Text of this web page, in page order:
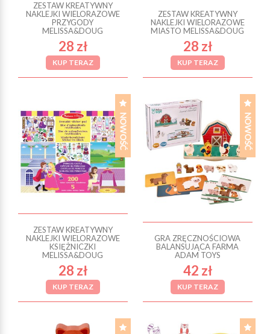
ZESTAW KREATYWNY
NAKLEJKI WIELORAZOWE
PRZYGODY
MELISSA&DOUG
28 zł
KUP TERAZ
ZESTAW KREATYWNY
NAKLEJKI WIELORAZOWE
MIASTO MELISSA&DOUG
28 zł
KUP TERAZ
ZESTAW KREATYWNY
NAKLEJKI WIELORAZOWE
KSIĘŻNICZKI
MELISSA&DOUG
28 zł
KUP TERAZ
GRA ZRĘCZNOŚCIOWA
BALANSUJĄCA FARMA
ADAM TOYS
42 zł
KUP TERAZ